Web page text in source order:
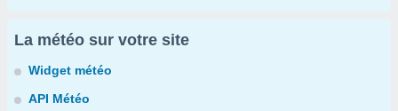
La météo sur votre site
Widget météo
API Météo